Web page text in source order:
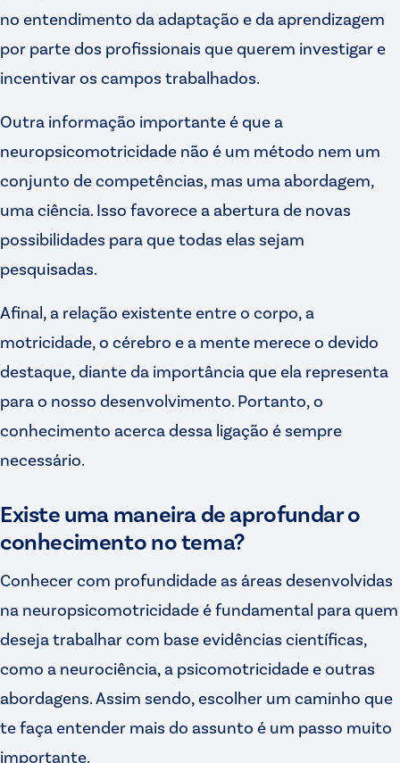
no entendimento da adaptação e da aprendizagem
por parte dos profissionais que querem investigar e
incentivar os campos trabalhados.
Outra informação importante é que a
neuropsicomotricidade não é um método nem um
conjunto de competências, mas uma abordagem,
uma ciência. Isso favorece a abertura de novas
possibilidades para que todas elas sejam
pesquisadas.
Afinal, a relação existente entre o corpo, a
motricidade, o cérebro e a mente merece o devido
destaque, diante da importância que ela representa
para o nosso desenvolvimento. Portanto, o
conhecimento acerca dessa ligação é sempre
necessário.
Existe uma maneira de aprofundar o
conhecimento no tema?
Conhecer com profundidade as áreas desenvolvidas
na neuropsicomotricidade é fundamental para quem
deseja trabalhar com base evidências científicas,
como a neurociência, a psicomotricidade e outras
abordagens. Assim sendo, escolher um caminho que
te faça entender mais do assunto é um passo muito
importante.